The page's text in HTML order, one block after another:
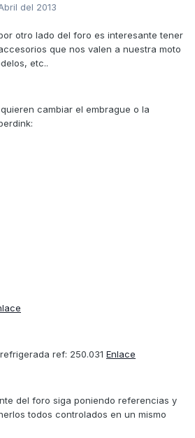
del 2013
otro lado del foro es interesante tener
que nos valen a nuestra moto
etc..
cambiar el embrague o la
ref: 250.031 Enlace
del foro siga poniendo referencias y
todos controlados en un mismo